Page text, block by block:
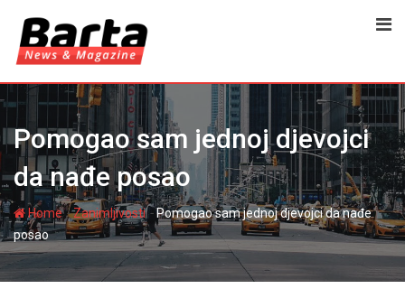
content
Pomogao sam jednoj djevojci
da nađe posao
Home-Zanimljivosti-Pomogao sam jednoj djevojci da nađe
posao